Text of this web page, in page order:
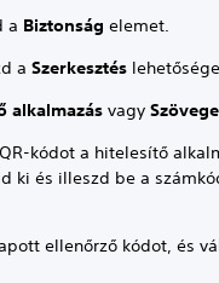
a Biztonság elemet.
aSzerkesztés
alkalmazás vagy
kódot a hitelesítő
ki és illeszd be a
ellenőrző kódot, és